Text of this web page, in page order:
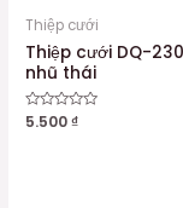
Thiệp cưới
Thiệp cưới DQ-
nhũ thái
Được
5.500₫